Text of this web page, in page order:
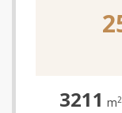
3211 m2